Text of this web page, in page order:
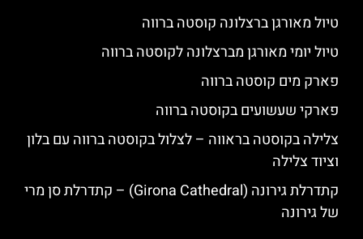
טיול מאורגן ברצלונה קוסטה ברווה
טיול יומי מאורגן מברצלונה לקוסטה ברווה
פארק מים קוסטה ברווה
פארקי שעשועים בקוסטה ברווה
צלילה בקוסטה בראווה – לצלול בקוסטה ברווה עם בלון
וציוד צלילה
קתדרלת גירונה (Girona Cathedral) – קתדרלת סן מרי
של גירונה